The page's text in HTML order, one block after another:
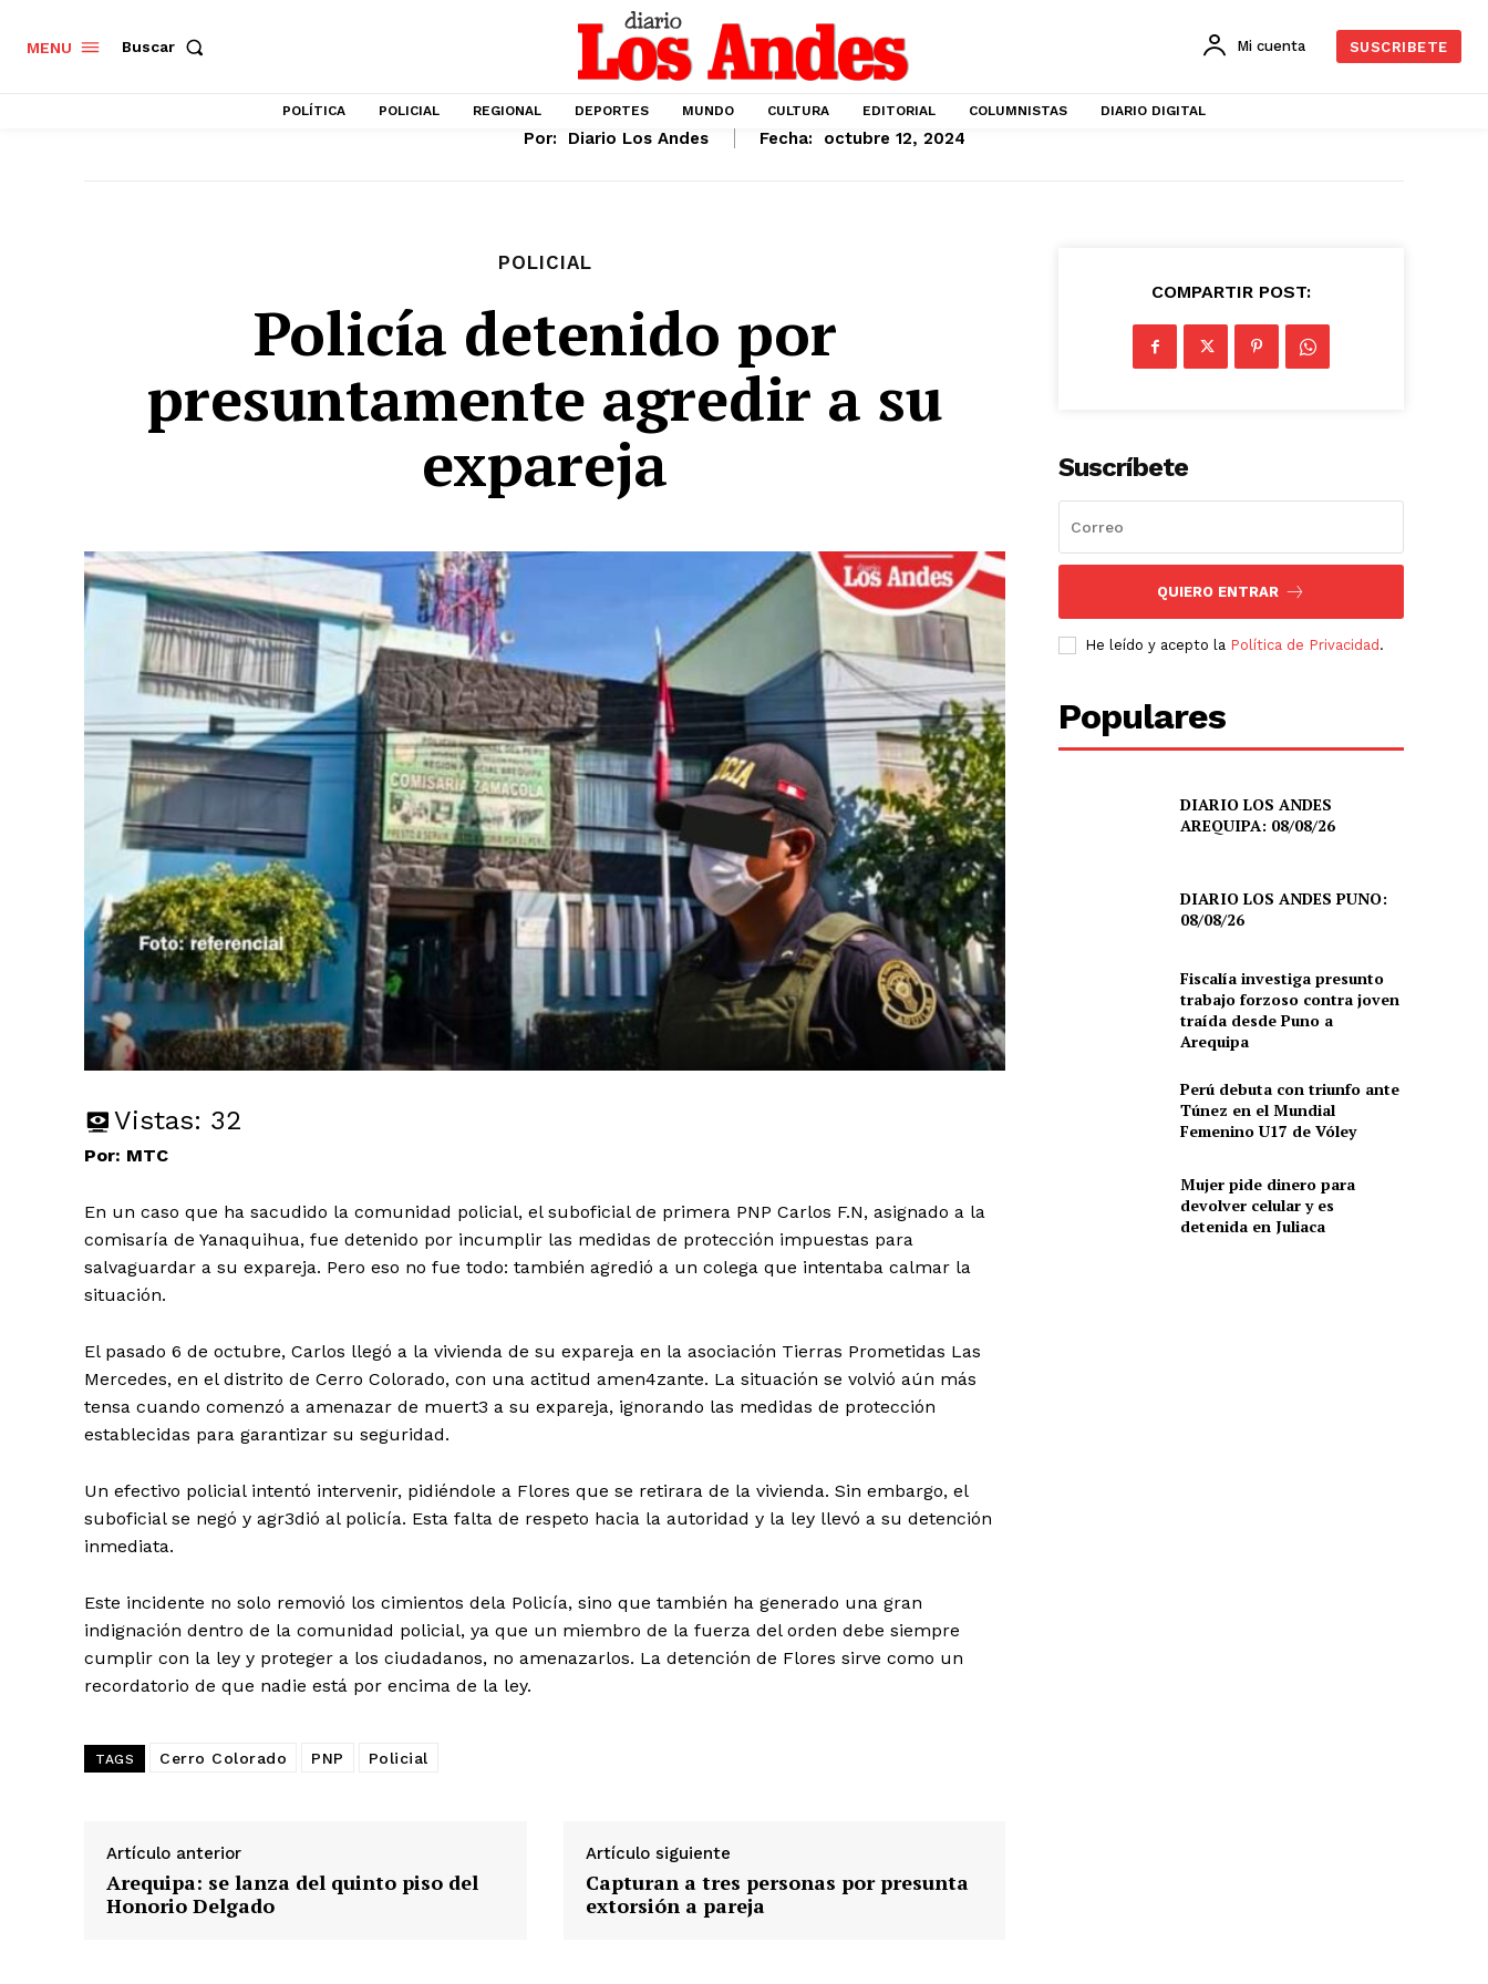
Diario los Andes
MENU Buscar Mi cuenta SUSCRIBETE
POLÍTICA POLICIAL REGIONAL DEPORTES MUNDO CULTURA EDITORIAL COLUMNISTAS DIARIO DIGITAL
Por: Diario Los Andes Fecha: octubre 12, 2024
POLICIAL
Policía detenido por
presuntamente agredir a su
expareja
Vistas: 32
Por: MTC
En un caso que ha sacudido la comunidad policial, el suboficial de primera PNP Carlos F.N, asignado a la
comisaría de Yanaquihua, fue detenido por incumplir las medidas de protección impuestas para
salvaguardar a su expareja. Pero eso no fue todo: también agredió a un colega que intentaba calmar la
situación.
El pasado 6 de octubre, Carlos llegó a la vivienda de su expareja en la asociación Tierras Prometidas Las
Mercedes, en el distrito de Cerro Colorado, con una actitud amen4zante. La situación se volvió aún más
tensa cuando comenzó a amenazar de muert3 a su expareja, ignorando las medidas de protección
establecidas para garantizar su seguridad.
Un efectivo policial intentó intervenir, pidiéndole a Flores que se retirara de la vivienda. Sin embargo, el
suboficial se negó y agr3dió al policía. Esta falta de respeto hacia la autoridad y la ley llevó a su detención
inmediata.
Este incidente no solo removió los cimientos dela Policía, sino que también ha generado una gran
indignación dentro de la comunidad policial, ya que un miembro de la fuerza del orden debe siempre
cumplir con la ley y proteger a los ciudadanos, no amenazarlos. La detención de Flores sirve como un
recordatorio de que nadie está por encima de la ley.
TAGS Cerro Colorado PNP Policial
Artículo anterior
Arequipa: se lanza del quinto piso del
Honorio Delgado
Artículo siguiente
Capturan a tres personas por presunta
extorsión a pareja
COMPARTIR POST:
Suscríbete
QUIERO ENTRAR
He leído y acepto la Política de Privacidad .
Populares
DIARIO LOS ANDES
AREQUIPA: 08/08/26
DIARIO LOS ANDES PUNO:
08/08/26
Fiscalía investiga presunto
trabajo forzoso contra joven
traída desde Puno a
Arequipa
Perú debuta con triunfo ante
Túnez en el Mundial
Femenino U17 de Vóley
Mujer pide dinero para
devolver celular y es
detenida en Juliaca